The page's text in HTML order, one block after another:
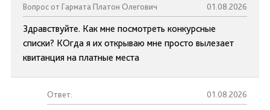
Вопрос от Гармата Платон Олегович 01.08.2026
Здравствуйте. Как мне посмотреть конкурсные
списки? КОгда я их открываю мне просто вылезает
квитанция на платные места
Ответ: 01.08.2026